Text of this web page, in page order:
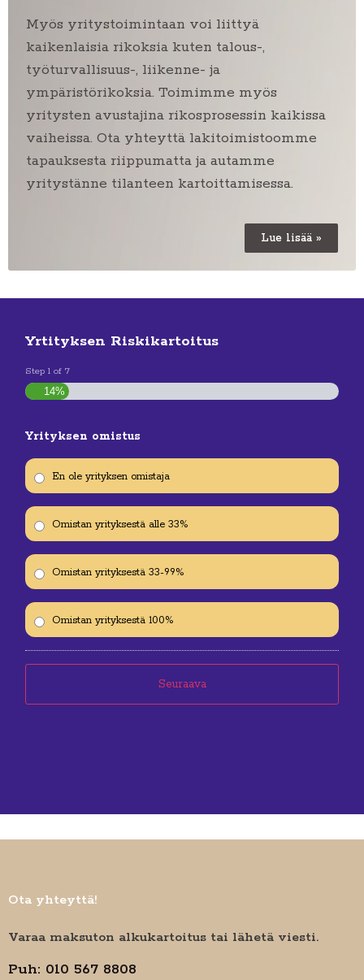
Myös yritystoimintaan voi liittyä
kaikenlaisia rikoksia kuten talous-,
työturvallisuus-, liikenne- ja
ympäristörikoksia. Toimimme myös
yritysten avustajina rikosprosessin kaikissa
vaiheissa. Ota yhteyttä lakitoimistoomme
tapauksesta riippumatta ja autamme
yritystänne tilanteen kartoittamisessa.
Lue lisää »
Yrtityksen Riskikartoitus
Step 1 of 7
14%
Yrityksen omistus
En ole yrityksen omistaja
Omistan yrityksestä alle 33%
Omistan yrityksestä 33-99%
Omistan yrityksestä 100%
Ota yhteyttä!
Varaa maksuton alkukartoitus tai lähetä viesti.
Puh: 010 567 8808